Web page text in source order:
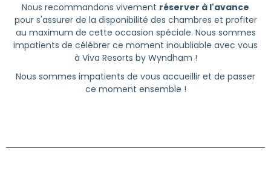
Nous recommandons vivement réserver à l'avance
pour s'assurer de la disponibilité des chambres et profiter
au maximum de cette occasion spéciale. Nous sommes
impatients de célébrer ce moment inoubliable avec vous
à Viva Resorts by Wyndham !
Nous sommes impatients de vous accueillir et de passer
ce moment ensemble !